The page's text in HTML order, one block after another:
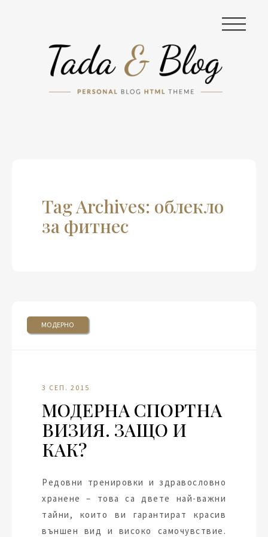
|||
Tag Archives: облекло
за фитнес
МОДЕРНО
3 СЕП. 2015
МОДЕРНА СПОРТНА
ВИЗИЯ. ЗАЩО И
КАК?
Редовни тренировки и здравословно
хранене – това са двете най-важни
тайни, които ви гарантират красив
външен вид и високо самочувствие.